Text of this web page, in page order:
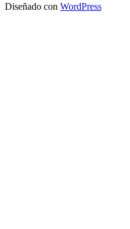
Diseñado con WordPress